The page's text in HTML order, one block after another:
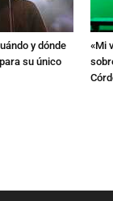
y dónde
su único
«Mi